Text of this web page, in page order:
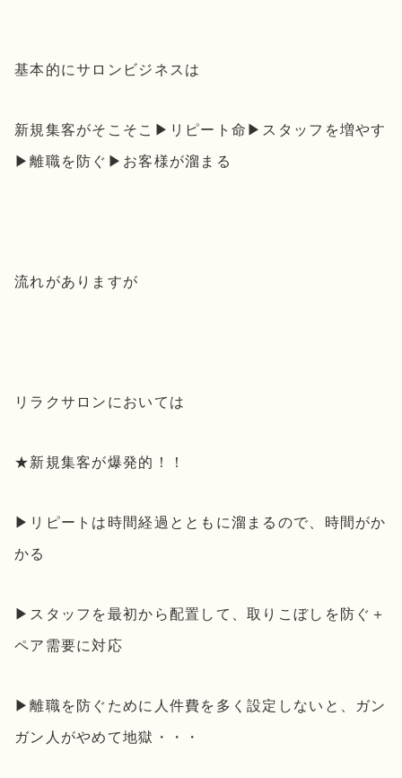
基本的にサロンビジネスは
新規集客がそこそこ▶︎リピート命▶︎スタッフを増やす
▶︎離職を防ぐ▶︎お客様が溜まる
流れがありますが
リラクサロンにおいては
★新規集客が爆発的！！
▶︎リピートは時間経過とともに溜まるので、時間がか
かる
▶︎スタッフを最初から配置して、取りこぼしを防ぐ＋
ペア需要に対応
▶︎離職を防ぐために人件費を多く設定しないと、ガン
ガン人がやめて地獄・・・